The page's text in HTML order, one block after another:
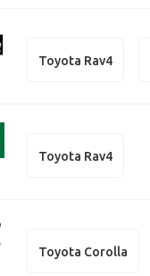
Toyota Rav4
Toyota Rav4
Toyota Corolla